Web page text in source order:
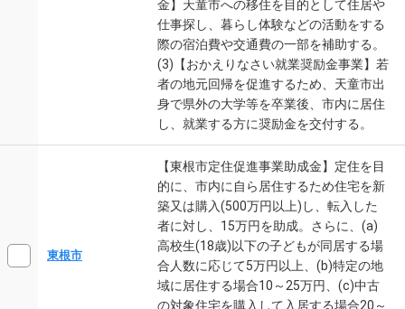
金】天童市への移住を目的として住居や
仕事探し、暮らし体験などの活動をする
際の宿泊費や交通費の一部を補助する。
(3)【おかえりなさい就業奨励金事業】若
者の地元回帰を促進するため、天童市出
身で県外の大学等を卒業後、市内に居住
し、就業する方に奨励金を交付する。
東根市
【東根市定住促進事業助成金】定住を目
的に、市内に自ら居住するため住宅を新
築又は購入(500万円以上)し、転入した
者に対し、15万円を助成。さらに、(a)
高校生(18歳)以下の子どもが同居する場
合人数に応じて5万円以上、(b)特定の地
域に居住する場合10～25万円、(c)中古
の対象住宅を購入して入居する場合20～